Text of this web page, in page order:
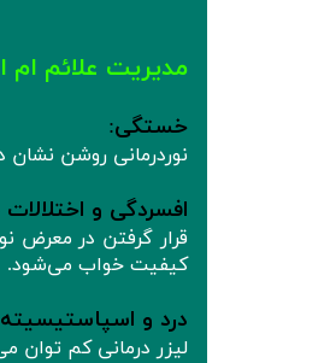
مدیریت علائم ام
خستگی:
نوردرمانی روشن
افسردگی و
قرار گرفتن در معرض
کیفیت خواب می‌شود.
درد و اسپاستیسیته
لیزر درمانی کم‌ توان